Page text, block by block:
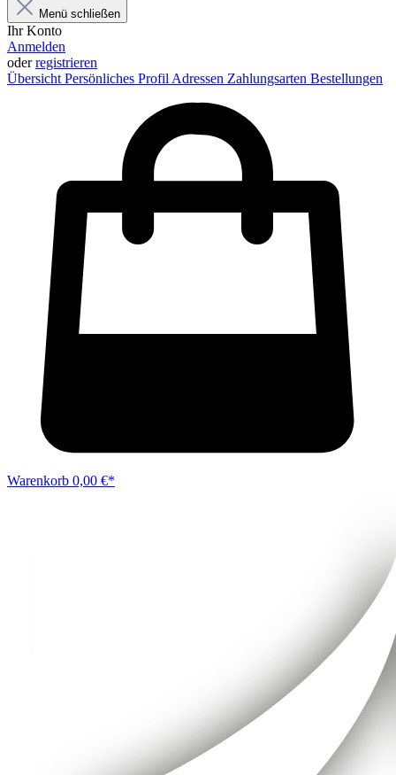
Menü schließen
Ihr Konto
Anmelden
oderregistrieren
Übersicht Persönliches Profil Adressen Zahlungsarten Bestellungen
Warenkorb 0,00 €*